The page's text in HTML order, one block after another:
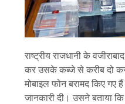
राष्ट्रीय राजधानी के
कर उसके कब्जे से करीब दो
मोबाइल फोन बरामद किए गए
जानकारी दी। उसने बताया